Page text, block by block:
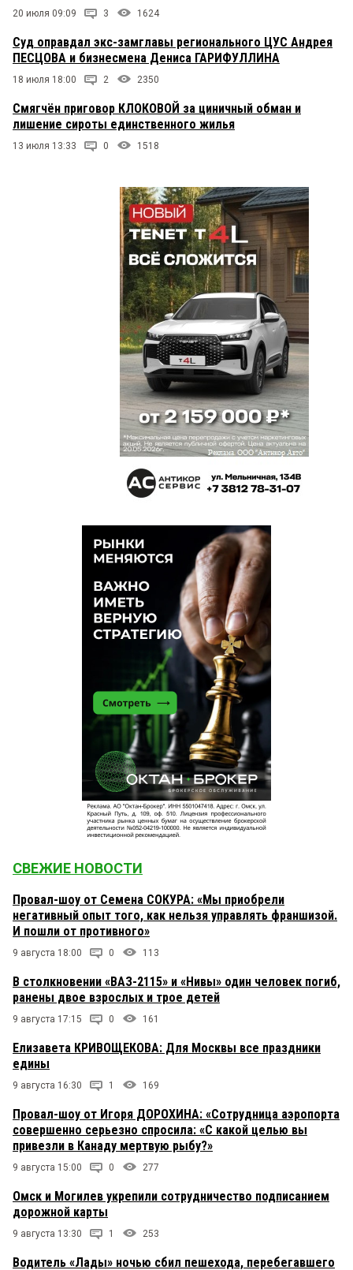
20 июля 09:09 3 1624
Суд оправдал экс-замглавы регионального ЦУС Андрея
ПЕСЦОВА и бизнесмена Дениса ГАРИФУЛЛИНА
18 июля 18:00 2 2350
Смягчён приговор КЛОКОВОЙ за циничный обман и
лишение сироты единственного жилья
13 июля 13:33 0 1518
СВЕЖИЕ НОВОСТИ
Провал-шоу от Семена СОКУРА: «Мы приобрели
негативный опыт того, как нельзя управлять франшизой.
И пошли от противного»
9 августа 18:00 0 113
В столкновении «ВАЗ-2115» и «Нивы» один человек погиб,
ранены двое взрослых и трое детей
9 августа 17:15 0 161
Елизавета КРИВОЩЕКОВА: Для Москвы все праздники
едины
9 августа 16:30 1 169
Провал-шоу от Игоря ДОРОХИНА: «Сотрудница аэропорта
совершенно серьезно спросила: «С какой целью вы
привезли в Канаду мертвую рыбу?»
9 августа 15:00 0 277
Омск и Могилев укрепили сотрудничество подписанием
дорожной карты
9 августа 13:30 1 253
Водитель «Лады» ночью сбил пешехода, перебегавшего